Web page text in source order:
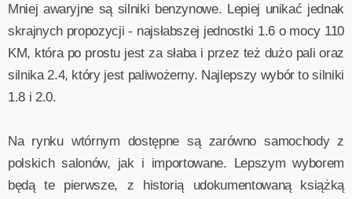
Mniej awaryjne są silniki benzynowe. Lepiej unikać jednak
skrajnych propozycji - najsłabszej jednostki 1.6 o mocy 110
KM, która po prostu jest za słaba i przez też dużo pali oraz
silnika 2.4, który jest paliwożerny. Najlepszy wybór to silniki
1.8 i 2.0.
Na rynku wtórnym dostępne są zarówno samochody z
polskich salonów, jak i importowane. Lepszym wyborem
będą te pierwsze, z historią udokumentowaną książką